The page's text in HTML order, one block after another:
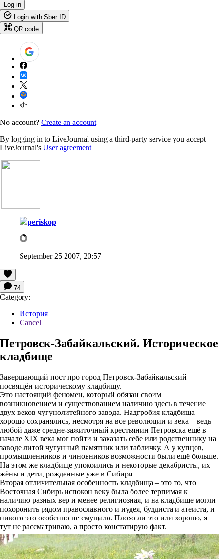
Log in
Login with Sber ID
QR code
No account? Create an account
By logging in to LiveJournal using a third-party service you accept
LiveJournal's User agreement
periskop
September 25 2007, 20:57
74
Category:
История
Cancel
Петровск-Забайкальский. Историческое
кладбище
Завершающий пост про город Петровск-Забайкальский
посвящён историческому кладбищу.
Это настоящий феномен, который обязан своим
возникновением и существованием наличию здесь в течение
двух веков чугунолитейного завода. Надгробия кладбища
хорошо сохранялись, несмотря на все революции и века – ведь
любой даже средне-зажиточный крестьянин Петровска ещё в
начале XIX века мог пойти и заказать себе или родственнику на
заводе литой чугунный памятник или табличку. А у купцов,
промышленников и чиновников возможности были ещё больше.
На этом же кладбище упокоились и некоторые декабристы, их
жёны и дети, рожденные уже в Сибири.
Вторая отличительная особенность кладбища – это то, что
Восточная Сибирь испокон веку была более терпимая к
наличию разных вер и менее религиозная, и на кладбище могли
похоронить рядом православного и иудея, буддиста и атеиста, и
никого это особенно не смущало. Плохо ли это или хорошо, я
тут не рассматриваю, а просто констатирую факт.